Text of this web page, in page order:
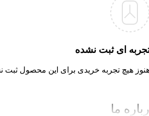
ای ثبت نشده
هیچ تجربه خریدی برای این محصول
ما